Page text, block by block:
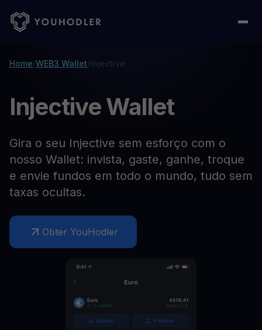
Home/WEB3 Wallet/Injective
Injective Wallet
Gira o seu Injective sem esforço com o
nosso Wallet: invista, gaste, ganhe, troque
e envie fundos em todo o mundo, tudo sem
taxas ocultas.
Obter YouHodler